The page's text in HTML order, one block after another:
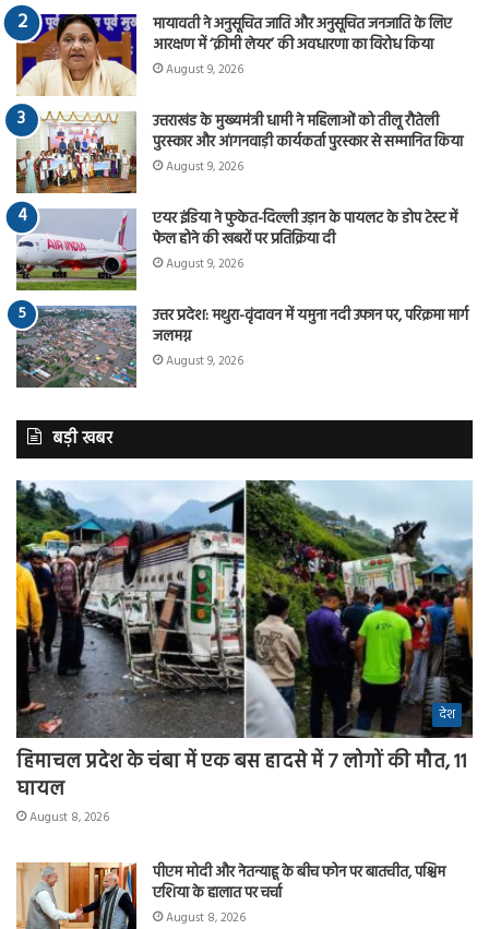
मायावती ने अनुसूचित जाति और अनुसूचित जनजाति के लिए
आरक्षण में ‘क्रीमी लेयर’ की अवधारणा का विरोध किया
August 9, 2026
उत्तराखंड के मुख्यमंत्री धामी ने महिलाओं को तीलू रौतेली
पुरस्कार और आंगनवाड़ी कार्यकर्ता पुरस्कार से सम्मानित किया
August 9, 2026
एयर इंडिया ने फुकेत-दिल्ली उड़ान के पायलट के डोप टेस्ट में
फेल होने की खबरों पर प्रतिक्रिया दी
August 9, 2026
उत्तर प्रदेश: मथुरा-वृंदावन में यमुना नदी उफान पर, परिक्रमा मार्ग
जलमग्न
August 9, 2026
बड़ी खबर
देश
हिमाचल प्रदेश के चंबा में एक बस हादसे में 7 लोगों की मौत, 11
घायल
August 8, 2026
पीएम मोदी और नेतन्याहू के बीच फोन पर बातचीत, पश्चिम
एशिया के हालात पर चर्चा
August 8, 2026